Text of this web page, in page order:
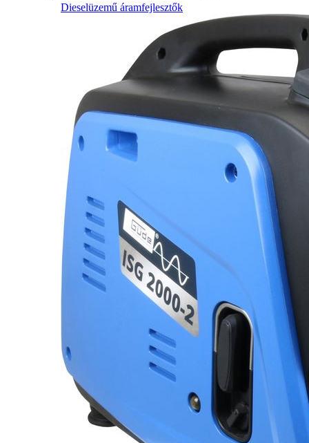
Dieselüzemű áramfejlesztők